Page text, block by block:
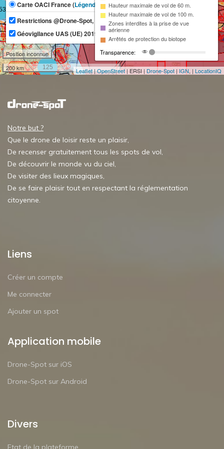
125
Carte OACI France (Légende
)
Restrictions @Drone-Spot, IGN
Géovigilance UAS (UE) 2019/947 @Drone-Spot, SIA
Position inconnue
200 km
Hauteur maximale de vol de 60 m.
Hauteur maximale de vol de 100 m.
Zones interdites à la prise de vue
aérienne
Arrêtés de protection du biotope
Transparence:
Leaflet|OpenStreet | ERSI | Drone-Spot | IGN, | LocationIQ
Notre but ?
Que le drone de loisir reste un plaisir,
De recenser gratuitement tous les spots de vol,
De découvrir le monde vu du ciel,
De visiter des lieux magiques,
De se faire plaisir tout en respectant la réglementation
citoyenne.
Liens
Créer un compte
Me connecter
Ajouter un spot
Application mobile
Drone-Spot sur iOS
Drone-Spot sur Android
Divers
Etat de la plateforme